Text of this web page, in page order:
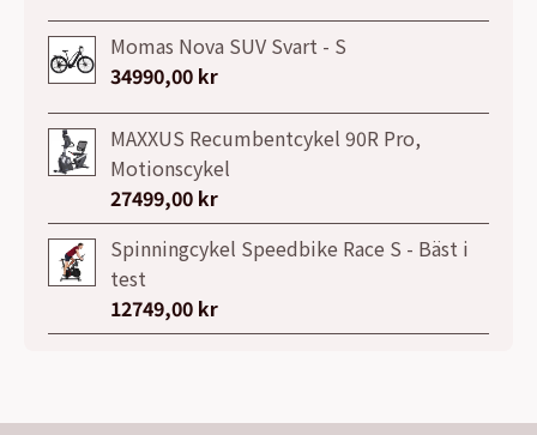
Momas Nova SUV Svart - S
34990,00 kr
MAXXUS Recumbentcykel 90R Pro,
Motionscykel
27499,00 kr
Spinningcykel Speedbike Race S - Bäst i
test
12749,00 kr